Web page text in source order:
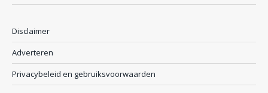
Disclaimer
Adverteren
Privacybeleid en gebruiksvoorwaarden